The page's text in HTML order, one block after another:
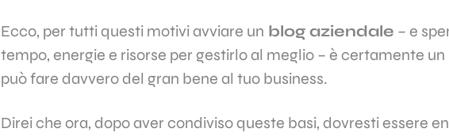
Ecco, per tutti questi motivi avviare un blog aziendale – e
tempo, energie e risorse per gestirlo al meglio – è certamente
può fare davvero del gran bene al tuo business.
Direi che ora, dopo aver condiviso queste basi, dovresti essere